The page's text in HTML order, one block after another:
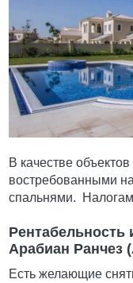
В качестве
востребованными
спальнями.
Рентабельность
Арабиан Ранчез
Есть желающие